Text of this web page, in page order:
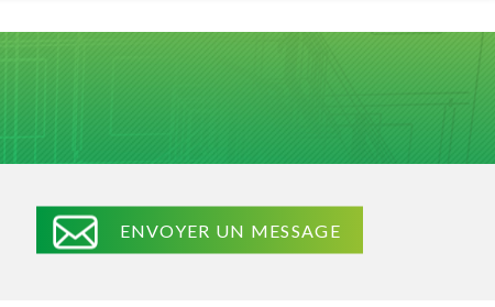
ENVOYER UN MESSAGE